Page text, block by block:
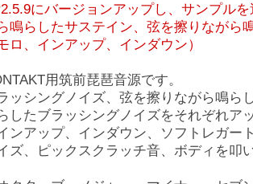
にバージョンアップし、サンプル
鳴らしたサステイン、弦を擦りながら
ロ、インアップ、インダウン）
用筑前琵琶音源です。
ッシングノイズ、弦を擦りながら鳴ら
したブラッシングノイズをそれぞれア
ンアップ、インダウン、ソフトレガー
ズ、ピックスクラッチ音、ボディを叩